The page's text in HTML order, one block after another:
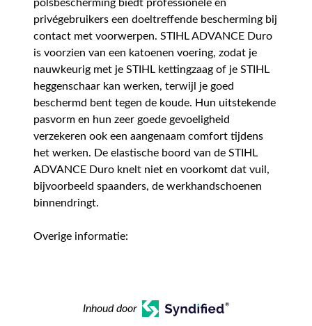
polsbescherming biedt professionele en
privégebruikers een doeltreffende bescherming bij
contact met voorwerpen. STIHL ADVANCE Duro
is voorzien van een katoenen voering, zodat je
nauwkeurig met je STIHL kettingzaag of je STIHL
heggenschaar kan werken, terwijl je goed
beschermd bent tegen de koude. Hun uitstekende
pasvorm en hun zeer goede gevoeligheid
verzekeren ook een aangenaam comfort tijdens
het werken. De elastische boord van de STIHL
ADVANCE Duro knelt niet en voorkomt dat vuil,
bijvoorbeeld spaanders, de werkhandschoenen
binnendringt.
Overige informatie:
Inhoud door